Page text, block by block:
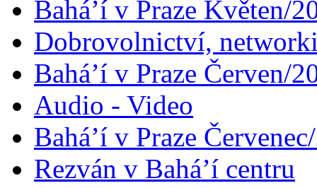
Bahá’í v Praze Květen/
Dobrovolnictví,
Bahá’í v Praze Červen/
Audio - Video
Bahá’í v Praze
Rezván v Bahá’í centru